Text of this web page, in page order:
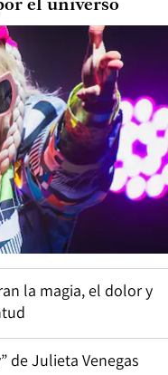
el universo
la magia, el dolor y
de Julieta Venegas